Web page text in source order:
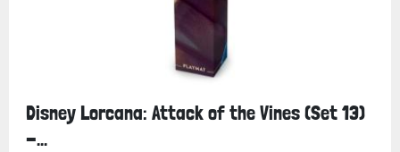
Disney Lorcana: Attack of the Vines (Set 13)
-...